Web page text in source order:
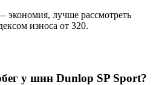
экономия, лучше рассмотреть
износа от 320.
у шин Dunlop SP Sport?